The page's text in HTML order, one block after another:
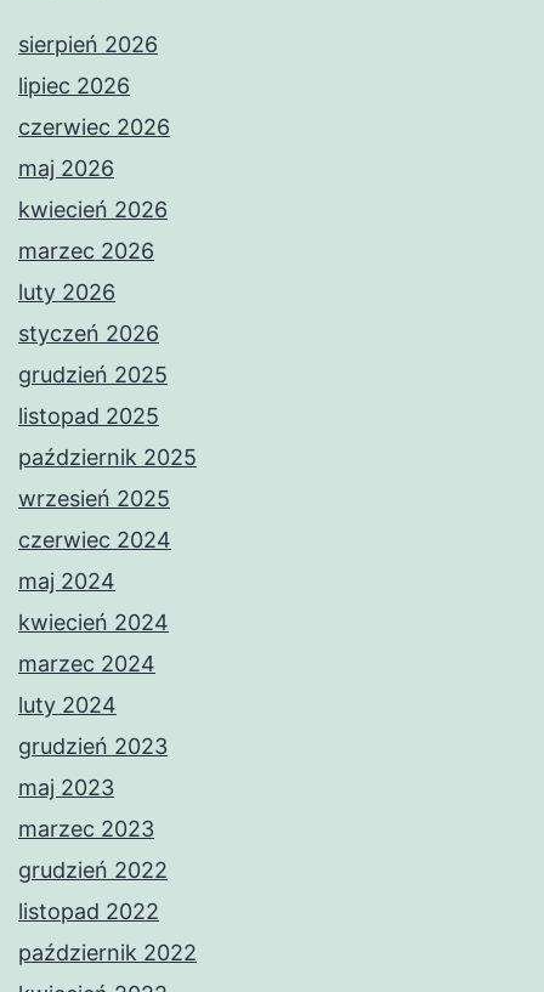
sierpień 2026
lipiec 2026
czerwiec 2026
maj 2026
kwiecień 2026
marzec 2026
luty 2026
styczeń 2026
grudzień 2025
listopad 2025
październik 2025
wrzesień 2025
czerwiec 2024
maj 2024
kwiecień 2024
marzec 2024
luty 2024
grudzień 2023
maj 2023
marzec 2023
grudzień 2022
listopad 2022
październik 2022